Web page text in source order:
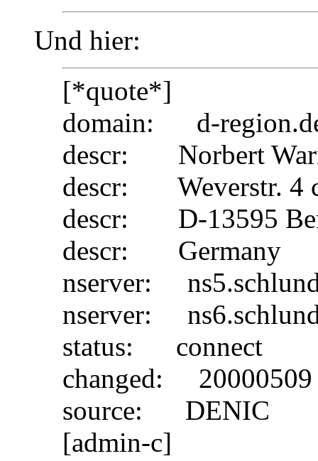
Und hier:
[*quote*]
domain: d-
descr: Norbert
descr: Weverstr. 4
descr: D-13595
descr: Germany
nserver:
nserver:
status: connect
changed: 20000509
source: DENIC
[admin-c]